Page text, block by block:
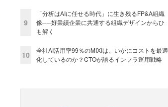
9
「分析はAIに任せる時代」に生き残るFP&A組織
像──好業績企業に共通する組織デザインからひ
も解く
10
全社AI活用率99％のMIXIは、いかにコストを最適
化しているのか？CTOが語るインフラ運用戦略